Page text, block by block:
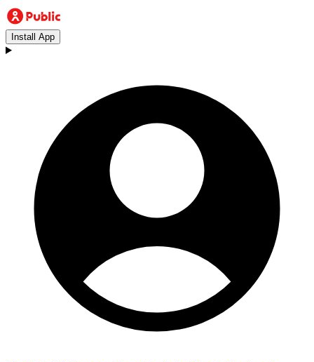
Install App